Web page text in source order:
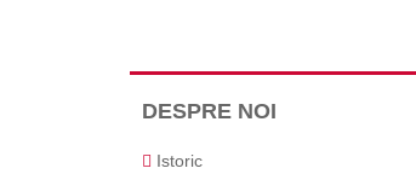
DESPRE NOI
Istoric